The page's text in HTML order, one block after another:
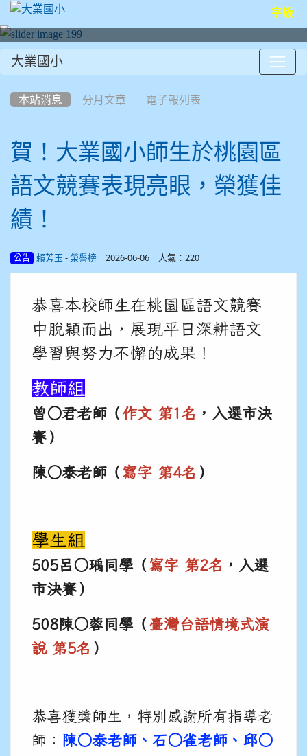
字級
大業國小
本站消息 分月文章 電子報列表
賀！大業國小師生於桃園區
語文競賽表現亮眼，榮獲佳
績！
公告 賴芳玉 - 榮譽榜 | 2026-06-06 | 人氣：220
恭喜本校師生在桃園區語文競賽
中脫穎而出，展現平日深耕語文
學習與努力不懈的成果！
教師組
曾○君老師（ 作文 第1名 ，入選市決
賽）
陳○泰老師（ 寫字 第4名 ）
學生組
505呂○瑀同學（ 寫字 第2名 ，入選
市決賽）
508陳○蓉同學（ 臺灣台語情境式演
說 第5名 ）
恭喜獲獎師生，特別感謝所有指導老
師： 陳○泰老師、石○雀老師、邱○